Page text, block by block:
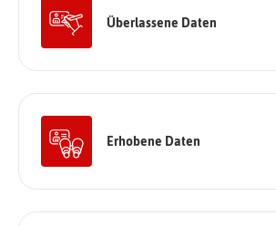
Überlassene Daten
Erhobene Daten